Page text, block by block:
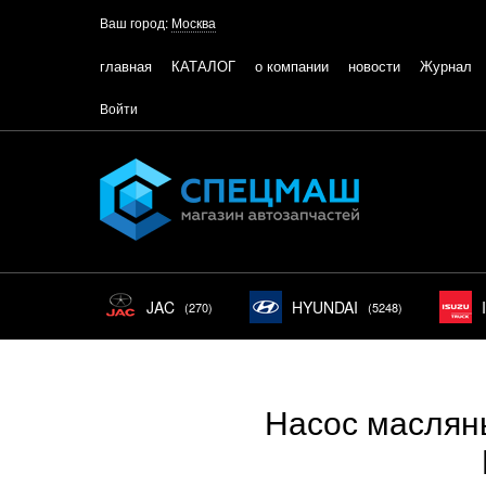
Ваш город: Москва
главная КАТАЛОГ о компании новости Журнал
Войти
JAC (270) HYUNDAI (5248)
Насос